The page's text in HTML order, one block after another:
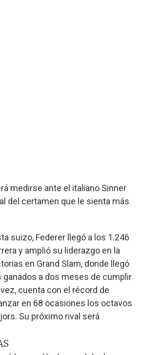
medirse ante el italiano Sinner
del certamen que le sienta más
suizo, Federer llegó a los 1.246
y amplió su liderazgo en la
en Grand Slam, donde llegó
ganados a dos meses de cumplir
cuenta con el récord de
en 68 ocasiones los octavos
Su próximo rival será